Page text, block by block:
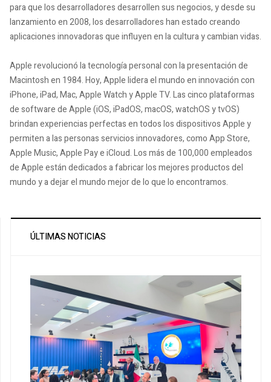
para que los desarrolladores desarrollen sus negocios, y desde su
lanzamiento en 2008, los desarrolladores han estado creando
aplicaciones innovadoras que influyen en la cultura y cambian vidas.
Apple revolucionó la tecnología personal con la presentación de
Macintosh en 1984. Hoy, Apple lidera el mundo en innovación con
iPhone, iPad, Mac, Apple Watch y Apple TV. Las cinco plataformas
de software de Apple (iOS, iPadOS, macOS, watchOS y tvOS)
brindan experiencias perfectas en todos los dispositivos Apple y
permiten a las personas servicios innovadores, como App Store,
Apple Music, Apple Pay e iCloud. Los más de 100,000 empleados
de Apple están dedicados a fabricar los mejores productos del
mundo y a dejar el mundo mejor de lo que lo encontramos.
ÚLTIMAS NOTICIAS